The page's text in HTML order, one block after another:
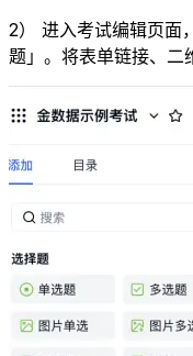
2） 进入考试编辑页面
题」。将表单链接、二